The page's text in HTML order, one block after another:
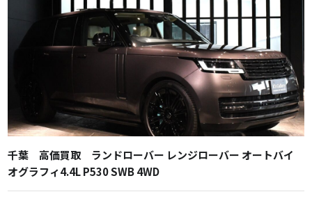
千葉 高価買取 ランドローバー レンジローバー オートバイ
オグラフィ4.4L P530 SWB 4WD